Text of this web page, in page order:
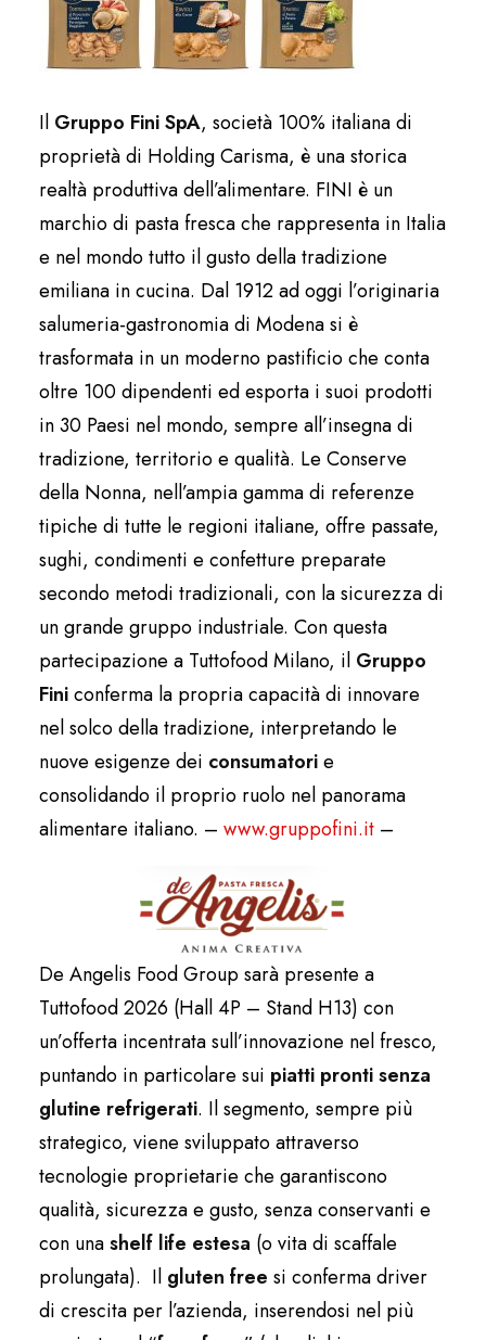
Il Gruppo Fini SpA, società 100% italiana di
proprietà di Holding Carisma, è una storica
realtà produttiva dell’alimentare. FINI è un
marchio di pasta fresca che rappresenta in Italia
e nel mondo tutto il gusto della tradizione
emiliana in cucina. Dal 1912 ad oggi l’originaria
salumeria-gastronomia di Modena si è
trasformata in un moderno pastificio che conta
oltre 100 dipendenti ed esporta i suoi prodotti
in 30 Paesi nel mondo, sempre all’insegna di
tradizione, territorio e qualità. Le Conserve
della Nonna, nell’ampia gamma di referenze
tipiche di tutte le regioni italiane, offre passate,
sughi, condimenti e confetture preparate
secondo metodi tradizionali, con la sicurezza di
un grande gruppo industriale. Con questa
partecipazione a Tuttofood Milano, il Gruppo
Finiconferma la propria capacità di innovare
nel solco della tradizione, interpretando le
nuove esigenze dei consumatorie
consolidando il proprio ruolo nel panorama
alimentare italiano. – www.gruppofini.it –
De Angelis Food Group sarà presente a
Tuttofood 2026 (Hall 4P – Stand H13) con
un’offerta incentrata sull’innovazione nel fresco,
puntando in particolare sui piatti pronti senza
glutine refrigerati. Il segmento, sempre più
strategico, viene sviluppato attraverso
tecnologie proprietarie che garantiscono
qualità, sicurezza e gusto, senza conservanti e
con unashelf life estesa (o vita di scaffale
prolungata). Il gluten free si conferma driver
di crescita per l’azienda, inserendosi nel più